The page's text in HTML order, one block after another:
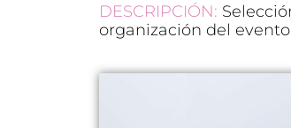
DESCRIPCIÓN:
organización del